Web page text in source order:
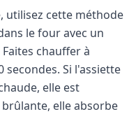
utilisez cette méthode
le four avec un
chauffer à
secondes. Si l'assiette
elle est
elle absorbe